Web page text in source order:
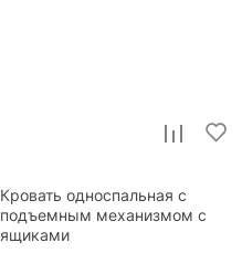
Кровать односпальная с
подъемным механизмом с
ящиками